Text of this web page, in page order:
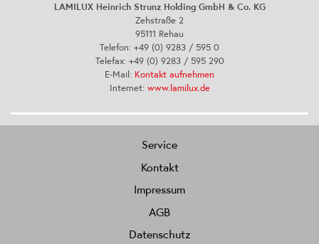
LAMILUX Heinrich Strunz Holding GmbH & Co. KG
Zehstraße 2
95111 Rehau
Telefon: +49 (0) 9283 / 595 0
Telefax: +49 (0) 9283 / 595 290
E-Mail: Kontakt aufnehmen
Internet: www.lamilux.de
Service
Kontakt
Impressum
AGB
Datenschutz